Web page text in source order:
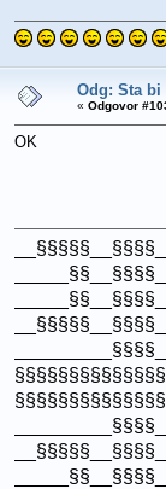
Odg: Sta
« Odgovor
OK